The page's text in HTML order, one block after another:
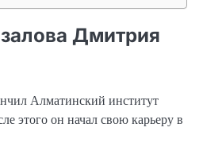
Дмитрия
Алматинский институт
этого он начал свою карьеру в